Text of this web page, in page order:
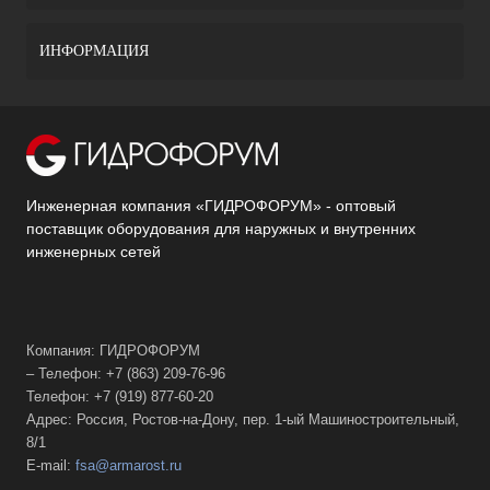
ИНФОРМАЦИЯ
Инженерная компания «ГИДРОФОРУМ» - оптовый
поставщик оборудования для наружных и внутренних
инженерных сетей
Компания: ГИДРОФОРУМ
– Телефон: +7 (863) 209-76-96
Телефон: +7 (919) 877-60-20
Адрес: Россия, Ростов-на-Дону, пер. 1-ый Машиностроительный,
8/1
E-mail: fsa@armarost.ru